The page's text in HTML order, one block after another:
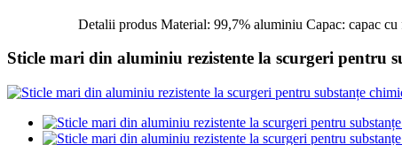
Detalii produs Material: 99,7% aluminiu Capac: capac
Sticle mari din aluminiu rezistente la scurgeri pentru